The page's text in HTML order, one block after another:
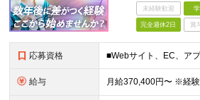
未経験歓迎
完全週休2日 賞
応募資格
給与